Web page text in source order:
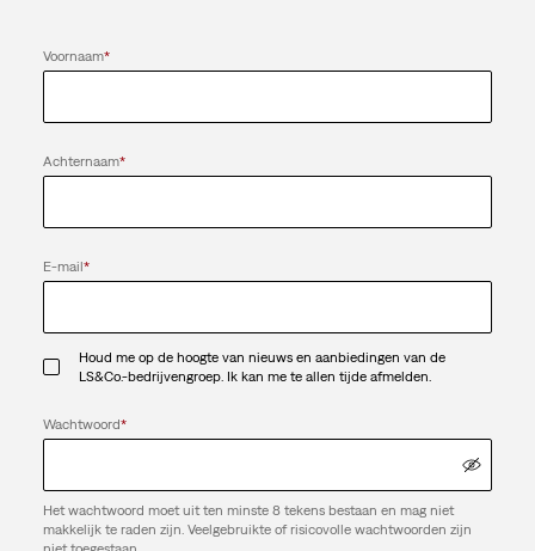
Voornaam*
Achternaam*
E-mail*
Houd me op de hoogte van nieuws en aanbiedingen van de
LS&Co.-bedrijvengroep. Ik kan me te allen tijde afmelden.
Wachtwoord*
Het wachtwoord moet uit ten minste 8 tekens bestaan en mag niet
makkelijk te raden zijn. Veelgebruikte of risicovolle wachtwoorden zijn